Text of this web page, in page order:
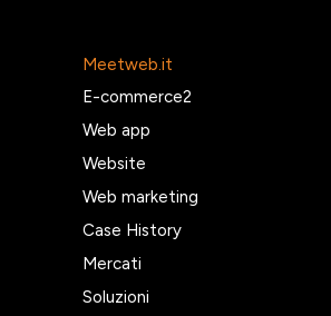
Meetweb.it
E-commerce2
Web app
Website
Web marketing
Case History
Mercati
Soluzioni